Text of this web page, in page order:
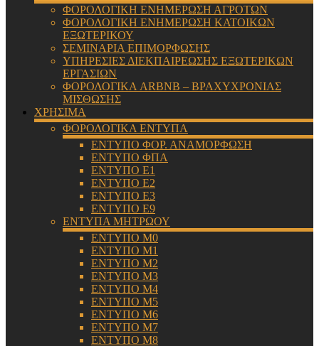
ΦΟΡΟΛΟΓΙΚΗ ΕΝΗΜΕΡΩΣΗ ΑΓΡΟΤΩΝ
ΦΟΡΟΛΟΓΙΚΗ ΕΝΗΜΕΡΩΣΗ ΚΑΤΟΙΚΩΝ
ΕΞΩΤΕΡΙΚΟΥ
ΣΕΜΙΝΑΡΙΑ ΕΠΙΜΟΡΦΩΣΗΣ
ΥΠΗΡΕΣΙΕΣ ΔΙΕΚΠΑΙΡΕΩΣΗΣ ΕΞΩΤΕΡΙΚΩΝ
ΕΡΓΑΣΙΩΝ
ΦΟΡΟΛΟΓΙΚΑ ARBNB – ΒΡΑΧΥΧΡΟΝΙΑΣ
ΜΙΣΘΩΣΗΣ
ΧΡΗΣΙΜΑ
ΦΟΡΟΛΟΓΙΚΑ ΕΝΤΥΠΑ
ΕΝΤΥΠΟ ΦΟΡ. ΑΝΑΜΟΡΦΩΣΗ
ΕΝΤΥΠΟ ΦΠΑ
ΕΝΤΥΠΟ Ε1
ΕΝΤΥΠΟ Ε2
ΕΝΤΥΠΟ Ε3
ΕΝΤΥΠΟ Ε9
ΕΝΤΥΠΑ ΜΗΤΡΩΟΥ
ΕΝΤΥΠΟ Μ0
ΕΝΤΥΠΟ Μ1
ΕΝΤΥΠΟ Μ2
ΕΝΤΥΠΟ Μ3
ΕΝΤΥΠΟ Μ4
ΕΝΤΥΠΟ Μ5
ΕΝΤΥΠΟ Μ6
ΕΝΤΥΠΟ Μ7
ΕΝΤΥΠΟ Μ8